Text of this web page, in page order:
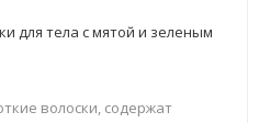
для тела с мятой и зеленым
волоски, содержат